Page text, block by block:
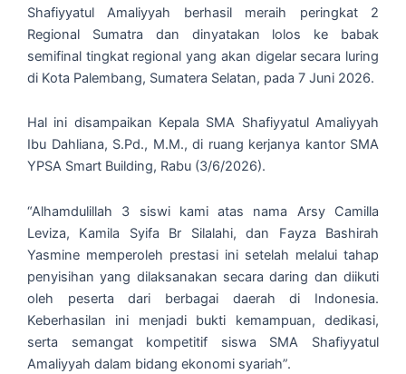
Shafiyyatul Amaliyyah berhasil meraih peringkat 2
Regional Sumatra dan dinyatakan lolos ke babak
semifinal tingkat regional yang akan digelar secara luring
di Kota Palembang, Sumatera Selatan, pada 7 Juni 2026.
Hal ini disampaikan Kepala SMA Shafiyyatul Amaliyyah
Ibu Dahliana, S.Pd., M.M., di ruang kerjanya kantor SMA
YPSA Smart Building, Rabu (3/6/2026).
“Alhamdulillah 3 siswi kami atas nama Arsy Camilla
Leviza, Kamila Syifa Br Silalahi, dan Fayza Bashirah
Yasmine memperoleh prestasi ini setelah melalui tahap
penyisihan yang dilaksanakan secara daring dan diikuti
oleh peserta dari berbagai daerah di Indonesia.
Keberhasilan ini menjadi bukti kemampuan, dedikasi,
serta semangat kompetitif siswa SMA Shafiyyatul
Amaliyyah dalam bidang ekonomi syariah”.